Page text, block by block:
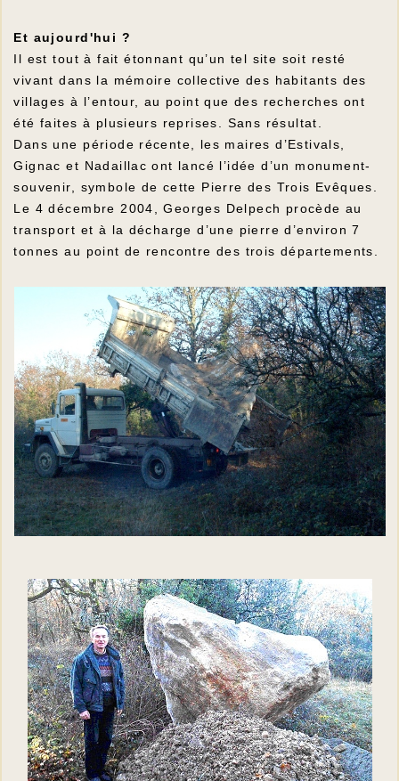
Et aujourd'hui ?
Il est tout à fait étonnant qu’un tel site soit resté
vivant dans la mémoire collective des habitants des
villages à l’entour, au point que des recherches ont
été faites à plusieurs reprises. Sans résultat.
Dans une période récente, les maires d’Estivals,
Gignac et Nadaillac ont lancé l’idée d’un monument-
souvenir, symbole de cette Pierre des Trois Evêques.
Le 4 décembre 2004, Georges Delpech procède au
transport et à la décharge d’une pierre d’environ 7
tonnes au point de rencontre des trois départements.